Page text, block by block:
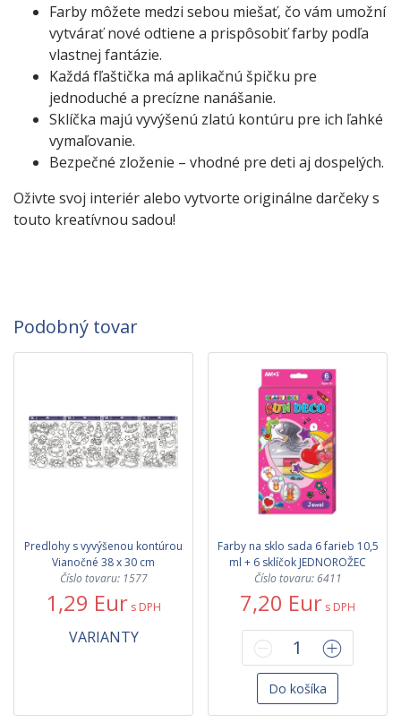
Farby môžete medzi sebou miešať, čo vám umožní
vytvárať nové odtiene a prispôsobiť farby podľa
vlastnej fantázie.
Každá fľaštička má aplikačnú špičku pre
jednoduché a precízne nanášanie.
Sklíčka majú vyvýšenú zlatú kontúru pre ich ľahké
vymaľovanie.
Bezpečné zloženie – vhodné pre deti aj dospelých.
Oživte svoj interiér alebo vytvorte originálne darčeky s
touto kreatívnou sadou!
Podobný tovar
Predlohy s vyvýšenou kontúrou
Vianočné 38 x 30 cm
Číslo tovaru: 1577
1,29 Eur s DPH
VARIANTY
Farby na sklo sada 6 farieb 10,5
ml + 6 sklíčok JEDNOROŽEC
Číslo tovaru: 6411
7,20 Eur s DPH
Do košíka